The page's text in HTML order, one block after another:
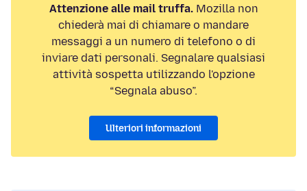
Attenzione alle mail truffa.Mozilla non
chiederà mai di chiamare o mandare
messaggi a un numero di telefono o di
inviare dati personali. Segnalare qualsiasi
attività sospetta utilizzando l'opzione
“Segnala abuso”.
Ulteriori informazioni